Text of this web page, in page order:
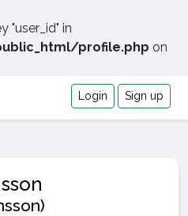
"user_id" in
profile.php on
Login Sign up